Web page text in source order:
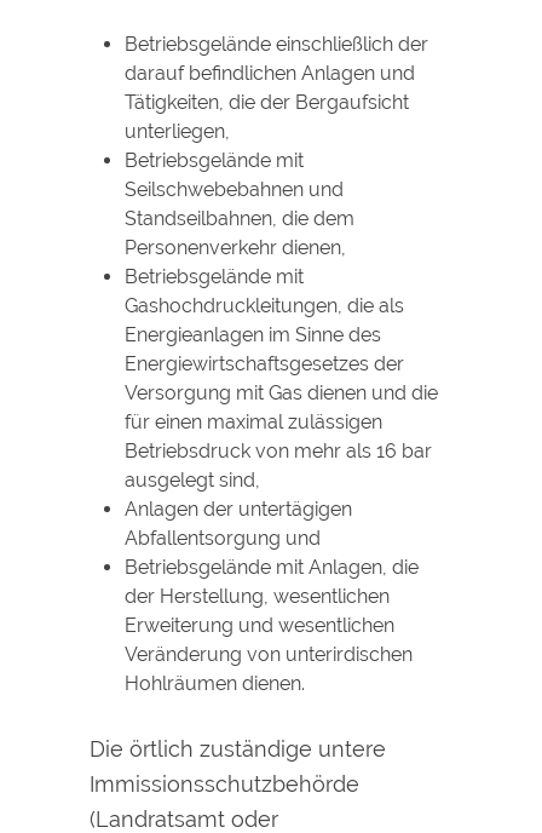
Betriebsgelände einschließlich der
darauf befindlichen Anlagen und
Tätigkeiten, die der Bergaufsicht
unterliegen,
Betriebsgelände mit
Seilschwebebahnen und
Standseilbahnen, die dem
Personenverkehr dienen,
Betriebsgelände mit
Gashochdruckleitungen, die als
Energieanlagen im Sinne des
Energiewirtschaftsgesetzes der
Versorgung mit Gas dienen und die
für einen maximal zulässigen
Betriebsdruck von mehr als 16 bar
ausgelegt sind,
Anlagen der untertägigen
Abfallentsorgung und
Betriebsgelände mit Anlagen, die
der Herstellung, wesentlichen
Erweiterung und wesentlichen
Veränderung von unterirdischen
Hohlräumen dienen.
Die örtlich zuständige untere
Immissionsschutzbehörde
(Landratsamt oder